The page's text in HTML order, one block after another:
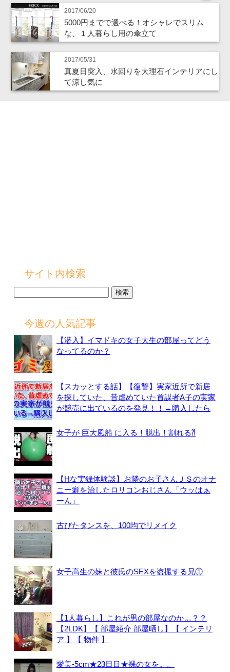
2017/06/20
5000円までで選べる！オシャレでスリム
な、１人暮らし用の傘立て
2017/05/31
真夏日突入、水回りを大理石インテリアにし
て涼し気に
サイト内検索
今週の人気記事
【潜入】イマドキの女子大生の部屋ってどう
なってるのか？
【スカッとする話】【復讐】実家近所で新居
を探していた、昔虐めていた首謀者A子の実家
が競売に出ているのを発見！！→購入したら
女子が 巨大風船 に入る！脱出！割れる⁈
【Hな実録体験談】お隣のお子さんＪＳのオナ
ニー癖を治したロリコンおじさん「ウッはぁ
ーん」
古びたタンスを、100均でリメイク
女子高生の妹と彼氏のSEXを盗撮する兄①
【1人暮らし】これが男の部屋なのか…？？
【2LDK】【 部屋紹介 部屋晒し】【 インテリ
ア 】【 物件 】
愛美-5cm★23日目★裸の女を。。